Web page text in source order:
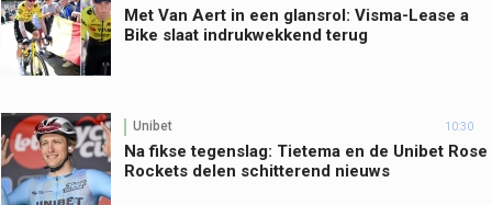
Met Van Aert in een glansrol: Visma-Lease a
Bike slaat indrukwekkend terug
Unibet 10:30
Na fikse tegenslag: Tietema en de Unibet Rose
Rockets delen schitterend nieuws